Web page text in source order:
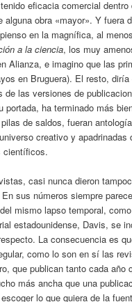
eficacia comercial
alguna obra «mayor». Y fuera
en la magnífica, al
a la ciencia, los muy
Alianza, e imagino que las
en Bruguera). El resto, diría
de las versiones de
portada, ha terminado más
de saldos, fueran
creativo y apadrinadas
científicos.
casi nunca dieron
sus números siempre
mismo lapso temporal,
estadounidense, Davis, se
La consecuencia es
como lo son en sí las
que publican tanto cada año
más ancha que una
lo que quiera de la